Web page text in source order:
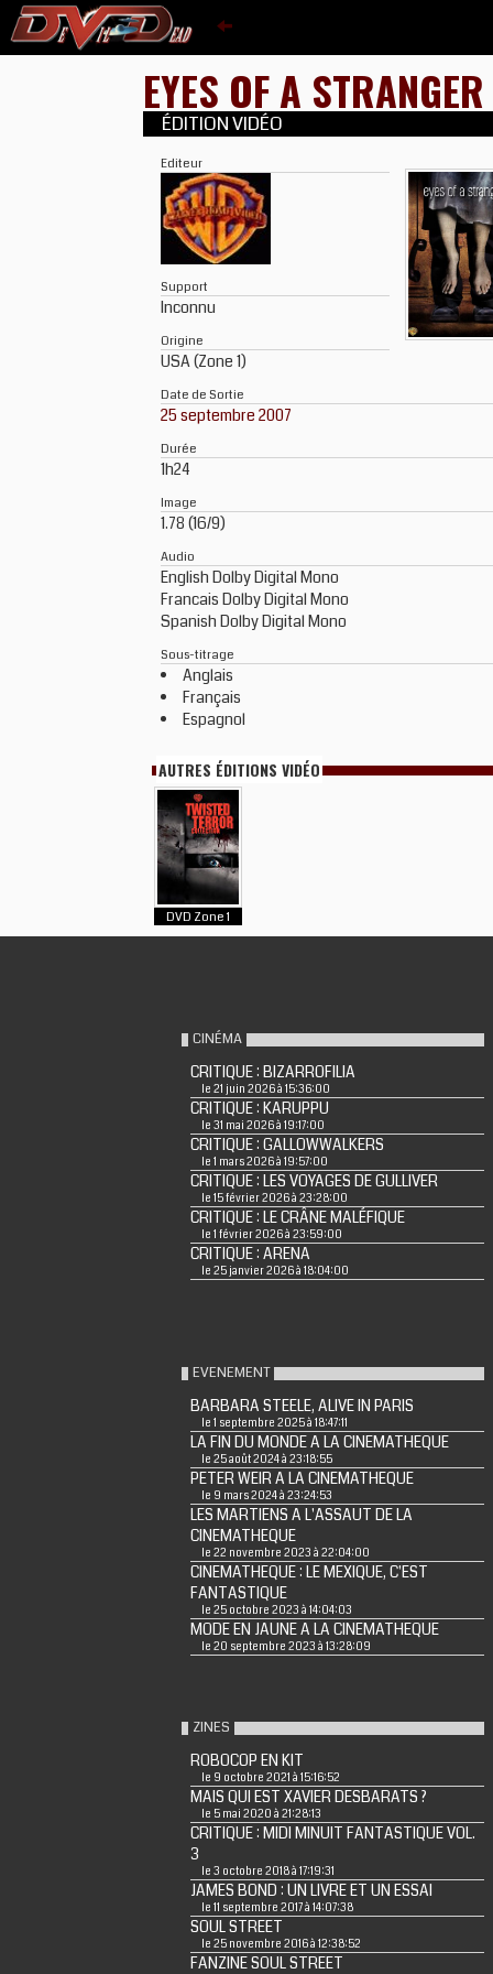
EYES OF A STRANGER
ÉDITION VIDÉO
Editeur
Support
Inconnu
Origine
USA (Zone 1)
Date de Sortie
25 septembre 2007
Durée
1h24
Image
1.78 (16/9)
Audio
English Dolby Digital Mono
Francais Dolby Digital Mono
Spanish Dolby Digital Mono
Sous-titrage
Anglais
Français
Espagnol
AUTRES ÉDITIONS VIDÉO
DVD Zone 1
CINÉMA
CRITIQUE : BIZARROFILIA
le 21 juin 2026 à 15:36:00
CRITIQUE : KARUPPU
le 31 mai 2026 à 19:17:00
CRITIQUE : GALLOWWALKERS
le 1 mars 2026 à 19:57:00
CRITIQUE : LES VOYAGES DE GULLIVER
le 15 février 2026 à 23:28:00
CRITIQUE : LE CRÂNE MALÉFIQUE
le 1 février 2026 à 23:59:00
CRITIQUE : ARENA
le 25 janvier 2026 à 18:04:00
EVENEMENT
BARBARA STEELE, ALIVE IN PARIS
le 1 septembre 2025 à 18:47:11
LA FIN DU MONDE A LA CINEMATHEQUE
le 25 août 2024 à 23:18:55
PETER WEIR A LA CINEMATHEQUE
le 9 mars 2024 à 23:24:53
LES MARTIENS A L'ASSAUT DE LA
CINEMATHEQUE
le 22 novembre 2023 à 22:04:00
CINEMATHEQUE : LE MEXIQUE, C'EST
FANTASTIQUE
le 25 octobre 2023 à 14:04:03
MODE EN JAUNE A LA CINEMATHEQUE
le 20 septembre 2023 à 13:28:09
ZINES
ROBOCOP EN KIT
le 9 octobre 2021 à 15:16:52
MAIS QUI EST XAVIER DESBARATS ?
le 5 mai 2020 à 21:28:13
CRITIQUE : MIDI MINUIT FANTASTIQUE VOL.
3
le 3 octobre 2018 à 17:19:31
JAMES BOND : UN LIVRE ET UN ESSAI
le 11 septembre 2017 à 14:07:38
SOUL STREET
le 25 novembre 2016 à 12:38:52
FANZINE SOUL STREET